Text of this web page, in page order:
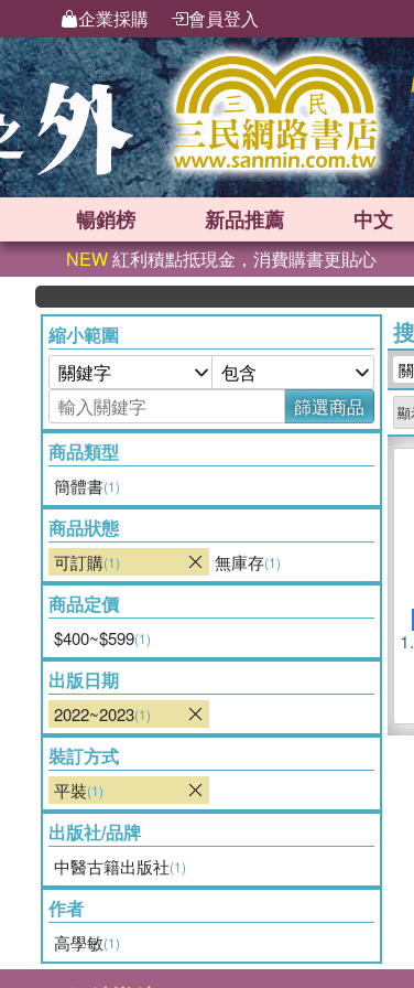
企業採購 會員登入
暢銷榜 新品推薦 中文
NEW紅利積點抵現金，消費購書更貼心
縮小範圍
篩選商品
商品類型
簡體書(1)
商品狀態
可訂購(1) 無庫存(1)
商品定價
$400~$599(1)
出版日期
2022~2023(1)
裝訂方式
平裝(1)
出版社/品牌
中醫古籍出版社(1)
作者
高學敏(1)
顯
1.